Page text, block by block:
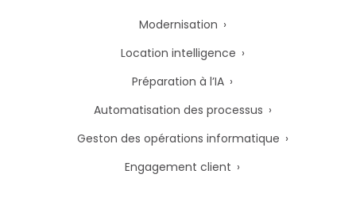
Modernisation
Location intelligence
Préparation à l’IA
Automatisation des processus
Geston des opérations informatique
Engagement client